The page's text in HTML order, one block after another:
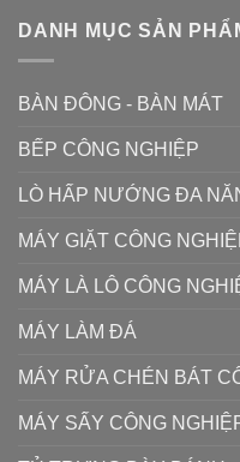
DANH MỤC SẢN
BÀN ĐÔNG - BÀN MÁT
BẾP CÔNG NGHIỆP
LÒ HẤP NƯỚNG ĐA
MÁY GIẶT CÔNG
MÁY LÀ LÔ CÔNG
MÁY LÀM ĐÁ
MÁY RỬA CHÉN BÁT
MÁY SẤY CÔNG